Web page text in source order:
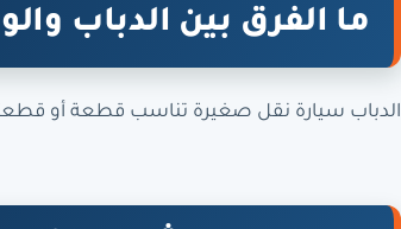
ما الفرق بين الدباب
الدباب سيارة نقل صغيرة تناسب قطعة أو